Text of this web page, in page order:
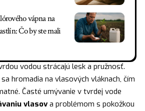
vápna na
Čo by ste mali
vodou strácajú lesk a pružnosť.
hromadia na vlasových vláknach, čím
Časté umývanie v tvrdej vode
vlasova problémom s pokožkou